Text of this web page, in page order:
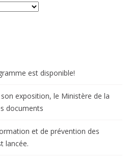
est disponible!
son exposition, le Ministère de la
documents
et de prévention des
lancée.